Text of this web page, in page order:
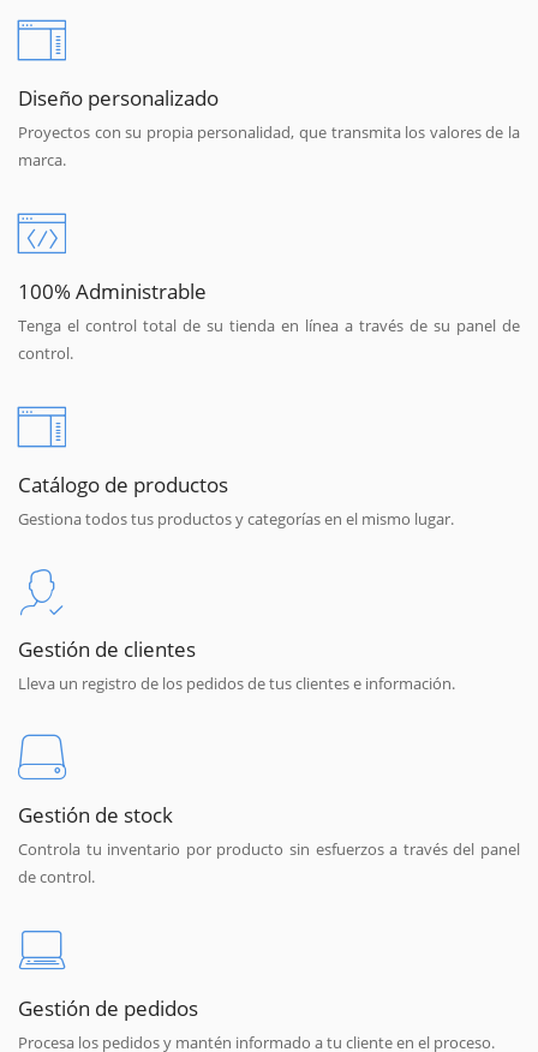
Diseño personalizado
Proyectos con su propia personalidad, que transmita los valores de la
marca.
100% Administrable
Tenga el control total de su tienda en línea a través de su panel de
control.
Catálogo de productos
Gestiona todos tus productos y categorías en el mismo lugar.
Gestión de clientes
Lleva un registro de los pedidos de tus clientes e información.
Gestión de stock
Controla tu inventario por producto sin esfuerzos a través del panel
de control.
Gestión de pedidos
Procesa los pedidos y mantén informado a tu cliente en el proceso.